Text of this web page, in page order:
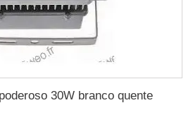
30W branco quente